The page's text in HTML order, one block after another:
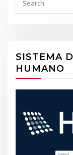
SISTEMA
HUMANO